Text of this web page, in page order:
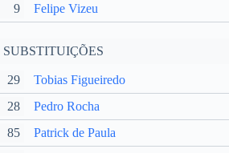
9 Felipe Vizeu
SUBSTITUIÇÕES
29 Tobias Figueiredo
28 Pedro Rocha
85 Patrick de Paula